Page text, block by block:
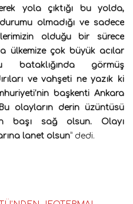
yola çıktığı bu yolda,
olmadığı ve sadece
olduğu bir sürece
ülkemize çok büyük acılar
bataklığında görmüş
ve vahşeti ne yazık ki
başkenti Ankara
olayların derin üzüntüsü
başı sağ olsun. Olayı
lanet olsun” dedi.